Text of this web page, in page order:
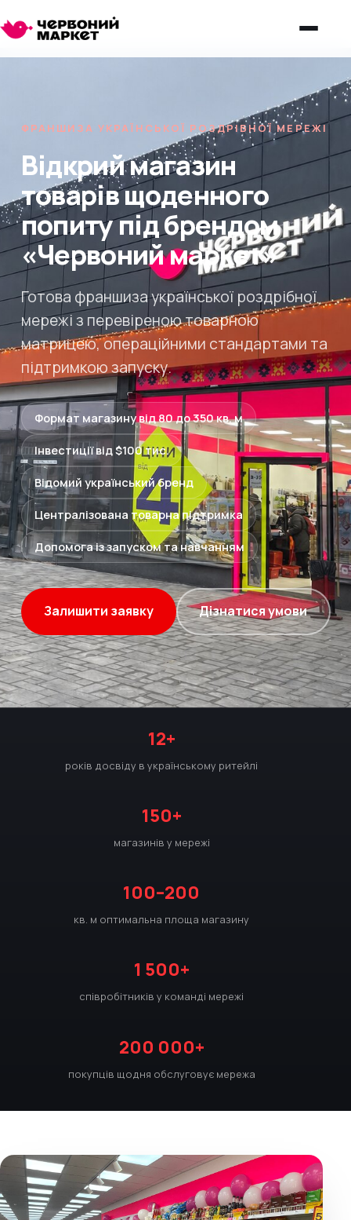
ФРАНШИЗА УКРАЇНСЬКОЇ РОЗДРІБНОЇ МЕРЕЖІ
Відкрий магазин
товарів щоденного
попиту під брендом
«Червоний маркет»
Готова франшиза української роздрібної
мережі з перевіреною товарною
матрицею, операційними стандартами та
підтримкою запуску.
Формат магазину від 80 до 350 кв. м
Інвестиції від $100 тис.
Відомий український бренд
Централізована товарна підтримка
Допомога із запуском та навчанням
Залишити заявку Дізнатися умови
12+
років досвіду в українському ритейлі
150+
магазинів у мережі
100–200
кв. м оптимальна площа магазину
1 500+
співробітників у команді мережі
200 000+
покупців щодня обслуговує мережа